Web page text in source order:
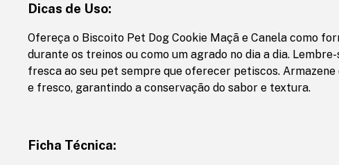
Dicas de Uso:
Ofereça o Biscoito Pet Dog Cookie Maçã e Canela como
durante os treinos ou como um agrado no dia a dia.
fresca ao seu pet sempre que oferecer petiscos.
e fresco, garantindo a conservação do sabor e textura.
Ficha Técnica: